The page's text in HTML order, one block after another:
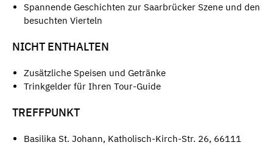
Spannende Geschichten zur Saarbrücker Szene und den
besuchten Vierteln
NICHT ENTHALTEN
Zusätzliche Speisen und Getränke
Trinkgelder für Ihren Tour-Guide
TREFFPUNKT
Basilika St. Johann, Katholisch-Kirch-Str. 26, 66111